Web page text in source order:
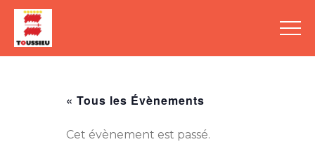
« Tous les Évènements
Cet évènement est passé.